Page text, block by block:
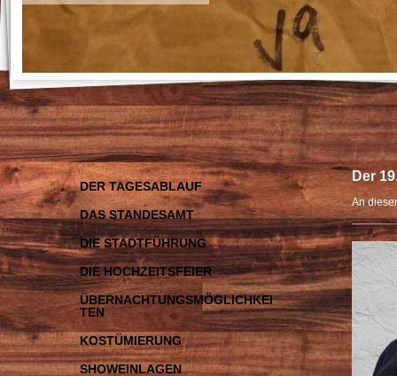
Der
An
DER TAGESABLAUF
DAS STANDESAMT
DIE STADTFÜHRUNG
DIE HOCHZEITSFEIER
ÜBERNACHTUNGSMÖGLICHKEI
TEN
KOSTÜMIERUNG
SHOWEINLAGEN